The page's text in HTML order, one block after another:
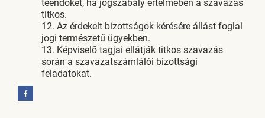
teendőket, ha jogszabály értelmében a szavazás
titkos.
12. Az érdekelt bizottságok kérésére állást foglal
jogi természetű ügyekben.
13. Képviselő tagjai ellátják titkos szavazás
során a szavazatszámlálói bizottsági
feladatokat.